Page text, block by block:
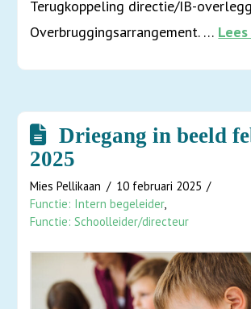
Terugkoppeling directie/IB-
Overbruggingsarrangement. …
Driegang in beeld
2025
Mies Pellikaan
10 februari 2025
Functie: Intern begeleider,
Functie: Schoolleider/directeur